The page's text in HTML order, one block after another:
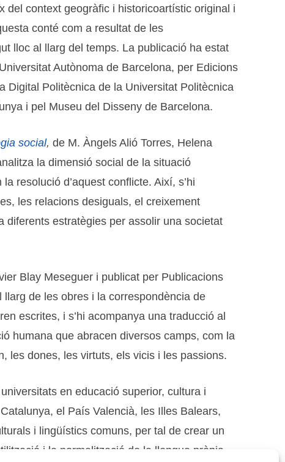
del context geogràfic i historicoartístic original i
conté com a resultat de les
lloc al llarg del temps. La publicació ha estat
Autònoma de Barcelona, per Edicions
Digital Politècnica de la Universitat Politècnica
i pel Museu del Disseny de Barcelona.
social, de M. Àngels Alió Torres, Helena
la dimensió social de la situació
resolució d’aquest conflicte. Així, s’hi
les relacions desiguals, el creixement
diferents estratègies per assolir una societat
Blay Meseguer i publicat per Publicacions
llarg de les obres i la correspondència de
escrites, i s’hi acompanya una traducció al
humana que abracen diversos camps, com la
les dones, les virtuts, els vicis i les passions.
en educació superior, cultura i
el País Valencià, les Illes Balears,
i lingüístics comuns, per tal de crear un
i la normalització de la llengua pròpia.